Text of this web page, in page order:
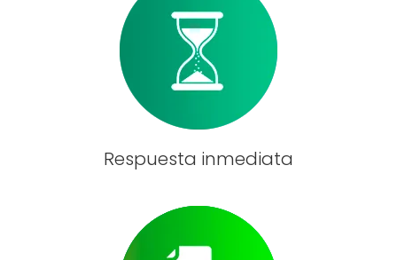
Respuesta inmediata